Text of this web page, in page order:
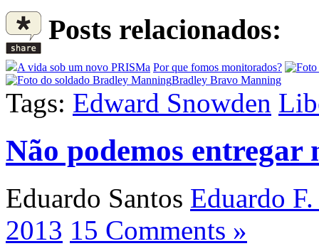
Posts relacionados:
A vida sob um novo PRISMa Por que fomos monitorados?
Bradley Bravo Manning
Tags: Edward Snowden
Não podemos entregar
Eduardo Santos Eduardo
2013 15 Comments »